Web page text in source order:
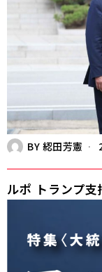
BY 綛田芳憲
ルポ トランプ支